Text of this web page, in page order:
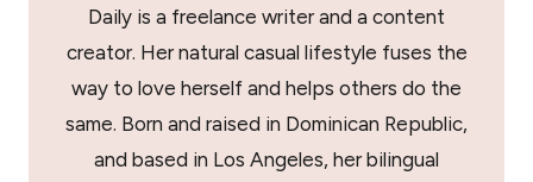
Daily is a freelance writer and a content
creator. Her natural casual lifestyle fuses the
way to love herself and helps others do the
same. Born and raised in Dominican Republic,
and based in Los Angeles, her bilingual